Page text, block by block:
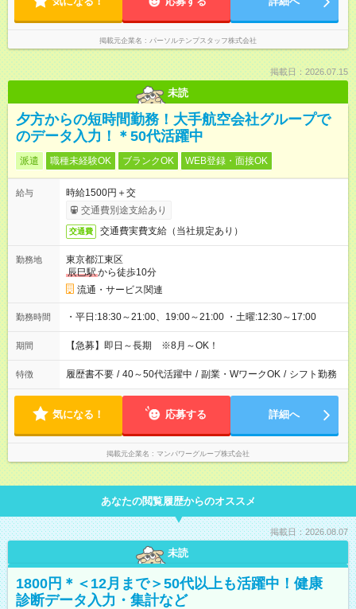
掲載元企業名 パーソルテンプスタッフ株式会社
掲載日：2026.07.15
未読
夕方からの短時間勤務！大手航空会社グループで
のデータ入力！＊50代活躍中
派遣 職種未経験OK ブランクOK WEB登録・面接OK
給与
時給1500円＋交
交通費別途支給あり
交通費 交通費実費支給（当社規定あり）
勤務地
東京都江東区
辰巳駅から徒歩10分
流通・サービス関連
勤務時間 ・平日:18:30～21:00、19:00～21:00 ・土曜:12:30～17:00
期間 【急募】即日～長期 ※8月～OK！
特徴 履歴書不要 / 40～50代活躍中 / 副業・WワークOK / シフト勤務
気になる！ 応募する 詳細へ
掲載元企業名 マンパワーグループ株式会社
あなたの閲覧履歴からのオススメ
掲載日：2026.08.07
未読
1800円＊＜12月まで＞50代以上も活躍中！健康
診断データ入力・集計など